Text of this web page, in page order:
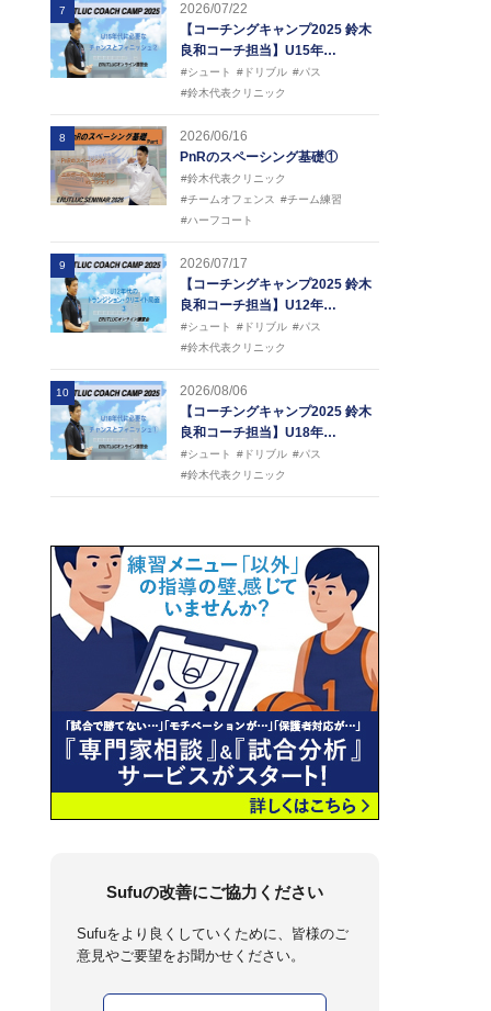
7
2026/07/22
【コーチングキャンプ2025 鈴木
良和コーチ担当】U15年…
#シュート #ドリブル #パス
#鈴木代表クリニック
8
2026/06/16
PnRのスペーシング基礎①
#鈴木代表クリニック
#チームオフェンス
#チーム練習
#ハーフコート
9
2026/07/17
【コーチングキャンプ2025 鈴木
良和コーチ担当】U12年…
#シュート #ドリブル #パス
#鈴木代表クリニック
10
2026/08/06
【コーチングキャンプ2025 鈴木
良和コーチ担当】U18年…
#シュート #ドリブル #パス
#鈴木代表クリニック
Sufuの改善にご協力ください
Sufuをより良くしていくために、皆様のご
意見やご要望をお聞かせください。